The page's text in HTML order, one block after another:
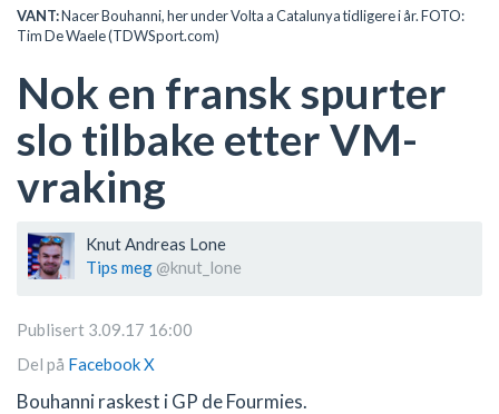
VANT:Nacer Bouhanni, her under Volta a Catalunya tidligere i år. FOTO:
Tim De Waele (TDWSport.com)
Nok en fransk spurter
slo tilbake etter VM-
vraking
Knut Andreas Lone
Tips meg @knut_lone
Publisert 3.09.17 16:00
Del på FacebookX
Bouhanni raskest i GP de Fourmies.